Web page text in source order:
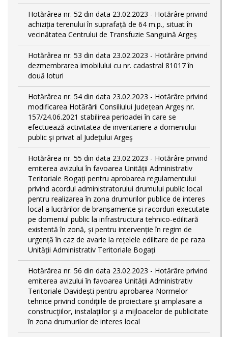
Hotărârea nr. 52 din data 23.02.2023 - Hotărâre privind
achiziția terenului în suprafață de 64 m.p., situat în
vecinătatea Centrului de Transfuzie Sanguină Argeș
Hotărârea nr. 53 din data 23.02.2023 - Hotărâre privind
dezmembrarea imobilului cu nr. cadastral 81017 în
două loturi
Hotărârea nr. 54 din data 23.02.2023 - Hotărâre privind
modificarea Hotărârii Consiliului Județean Argeș nr.
157/24.06.2021 stabilirea perioadei în care se
efectuează activitatea de inventariere a domeniului
public şi privat al Judeţului Argeş
Hotărârea nr. 55 din data 23.02.2023 - Hotărâre privind
emiterea avizului în favoarea Unității Administrativ
Teritoriale Bogați pentru aprobarea regulamentului
privind acordul administratorului drumului public local
pentru realizarea în zona drumurilor publice de interes
local a lucrărilor de branșamente și racorduri executate
pe domeniul public la infrastructura tehnico-edilitară
existentă în zonă, și pentru intervenție în regim de
urgență în caz de avarie la rețelele edilitare de pe raza
Unității Administrativ Teritoriale Bogați
Hotărârea nr. 56 din data 23.02.2023 - Hotărâre privind
emiterea avizului în favoarea Unității Administrativ
Teritoriale Davidești pentru aprobarea Normelor
tehnice privind condiţiile de proiectare şi amplasare a
construcţiilor, instalaţiilor şi a mijloacelor de publicitate
în zona drumurilor de interes local